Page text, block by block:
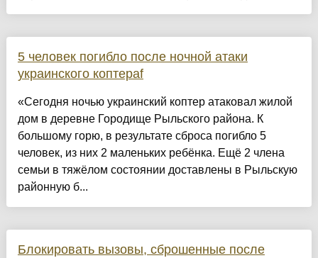
5 человек погибло после ночной атаки
украинского коптераf
«Сегодня ночью украинский коптер атаковал жилой
дом в деревне Городище Рыльского района. К
большому горю, в результате сброса погибло 5
человек, из них 2 маленьких ребёнка. Ещё 2 члена
семьи в тяжёлом состоянии доставлены в Рыльскую
районную б...
Блокировать вызовы, сброшенные после